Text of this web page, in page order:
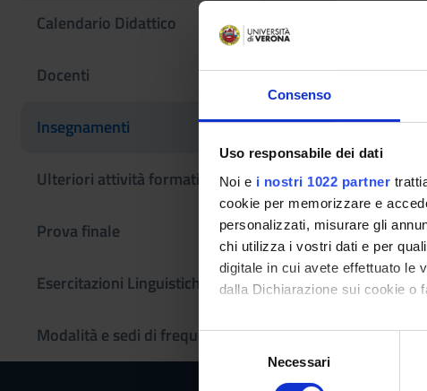
Consenso
Uso responsabile dei dati
Noi e i nostri 1022 partner
cookie per memorizzare e
personalizzati, misurare gli
chi utilizza i vostri dati e per
digitale in cui avete effettuato le
dalla Dichiarazione sui cookie o
Con il tuo consenso, vorremmo
raccogliere informazioni
e
Necessari
Calendario Didattico
Docenti
Insegnamenti
Ulteriori attività formative
Prova finale
Esercitazioni Linguistiche CLA
Modalità e sedi di frequenza
Codice insegnamento
Settore Scientifico
L-ANT/06 -